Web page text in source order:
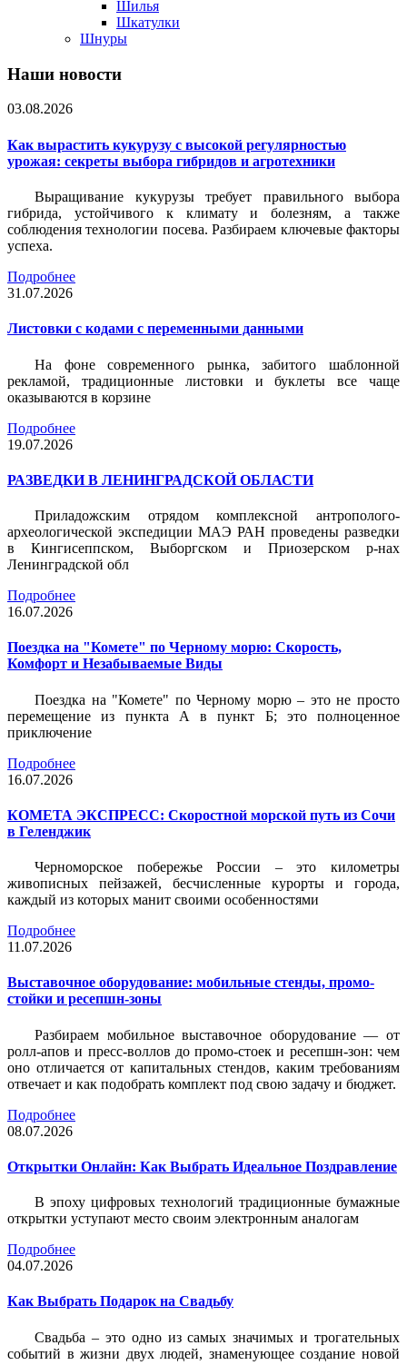
Шилья
Шкатулки
Шнуры
Наши новости
03.08.2026
Как вырастить кукурузу с высокой регулярностью
урожая: секреты выбора гибридов и агротехники
Выращивание кукурузы требует правильного выбора
гибрида, устойчивого к климату и болезням, а также
соблюдения технологии посева. Разбираем ключевые факторы
успеха.
Подробнее
31.07.2026
Листовки c кодами с переменными данными
На фоне современного рынка, забитого шаблонной
рекламой, традиционные листовки и буклеты все чаще
оказываются в корзине
Подробнее
19.07.2026
РАЗВЕДКИ В ЛЕНИНГРАДСКОЙ ОБЛАСТИ
Приладожским отрядом комплексной антрополого-
археологической экспедиции МАЭ РАН проведены разведки
в Кингисеппском, Выборгском и Приозерском р-нах
Ленинградской обл
Подробнее
16.07.2026
Поездка на "Комете" по Черному морю: Скорость,
Комфорт и Незабываемые Виды
Поездка на "Комете" по Черному морю – это не просто
перемещение из пункта А в пункт Б; это полноценное
приключение
Подробнее
16.07.2026
КОМЕТА ЭКСПРЕСС: Скоростной морской путь из Сочи
в Геленджик
Черноморское побережье России – это километры
живописных пейзажей, бесчисленные курорты и города,
каждый из которых манит своими особенностями
Подробнее
11.07.2026
Выставочное оборудование: мобильные стенды, промо-
стойки и ресепшн-зоны
Разбираем мобильное выставочное оборудование — от
ролл-апов и пресс-воллов до промо-стоек и ресепшн-зон: чем
оно отличается от капитальных стендов, каким требованиям
отвечает и как подобрать комплект под свою задачу и бюджет.
Подробнее
08.07.2026
Открытки Онлайн: Как Выбрать Идеальное Поздравление
В эпоху цифровых технологий традиционные бумажные
открытки уступают место своим электронным аналогам
Подробнее
04.07.2026
Как Выбрать Подарок на Свадьбу
Свадьба – это одно из самых значимых и трогательных
событий в жизни двух людей, знаменующее создание новой